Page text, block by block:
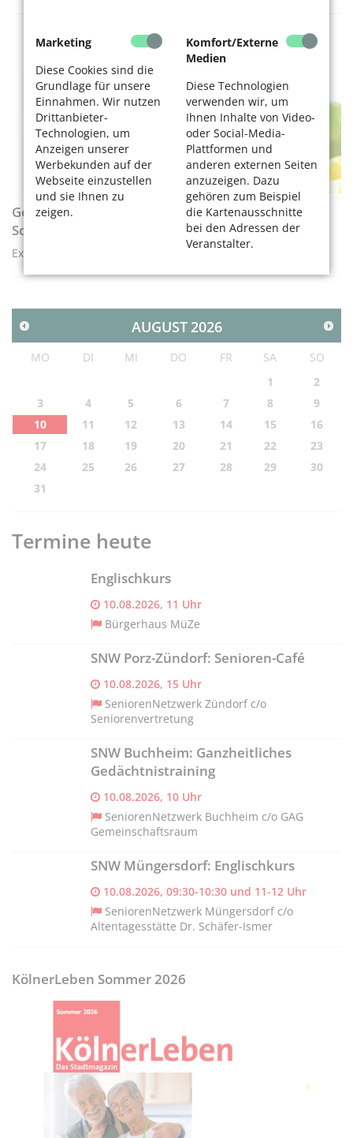
Marketing
Diese Cookies sind die
Grundlage für unsere
Einnahmen. Wir nutzen
Drittanbieter-
Technologien, um
Anzeigen unserer
Werbekunden auf der
Webseite einzustellen
und sie Ihnen zu
zeigen.
Komfort/Externe
Medien
Diese Technologien
verwenden wir, um
Ihnen Inhalte von Video-
oder Social-Media-
Plattformen und
anderen externen Seiten
anzuzeigen. Dazu
gehören zum Beispiel
die Kartenausschnitte
bei den Adressen der
Veranstalter.
Gesund durch die Sommerhitze – mit
Sonnencreme und Wasser in jeder Form
Expertentipps und das kölsche Trinklied von Klabes
AUGUST 2026
MO DI MI DO FR SA
SO
1
2
3
4 5 6 7 8
9
10
11 12 13 14 15
16
17
18 19 20 21 22
23
24
25 26 27 28 29
30
31
Termine heute
Englischkurs
10.08.2026, 11 Uhr
Bürgerhaus MüZe
SNW Porz-Zündorf: Senioren-Café
10.08.2026, 15 Uhr
SeniorenNetzwerk Zündorf c/o
Seniorenvertretung
SNW Buchheim: Ganzheitliches
Gedächtnistraining
10.08.2026, 10 Uhr
SeniorenNetzwerk Buchheim c/o GAG
Gemeinschaftsraum
SNW Müngersdorf: Englischkurs
10.08.2026, 09:30-10:30 und 11-12 Uhr
SeniorenNetzwerk Müngersdorf c/o
Altentagesstätte Dr. Schäfer-Ismer
KölnerLeben Sommer 2026